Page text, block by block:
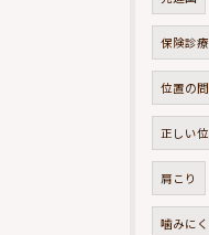
保険診療
位置の
正しい
肩こり
噛みに